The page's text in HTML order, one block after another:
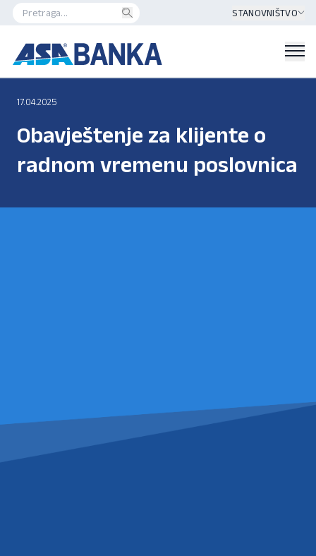
STANOVNIŠTVO
17.04.2025
Obavještenje za klijente o
radnom vremenu poslovnica